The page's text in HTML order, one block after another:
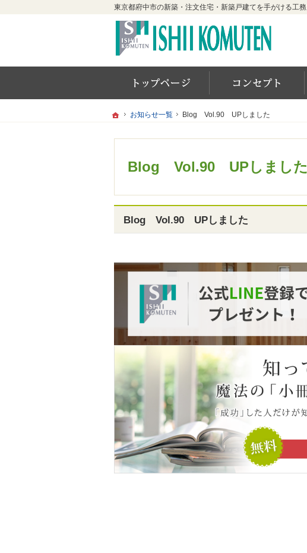
ホーム
お知らせ一覧 Blog Vol.90 UPしました
Blog Vol.90 UPしました
Blog Vol.90 UPしました
ホーム
お知らせ一覧 Blog Vol.90 UPしました